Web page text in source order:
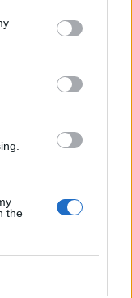
the
după ororile
”Vom analiza
PSD-AUR:
euro și nu